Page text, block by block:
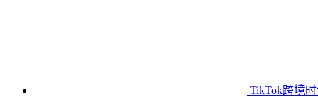
TikTok跨境